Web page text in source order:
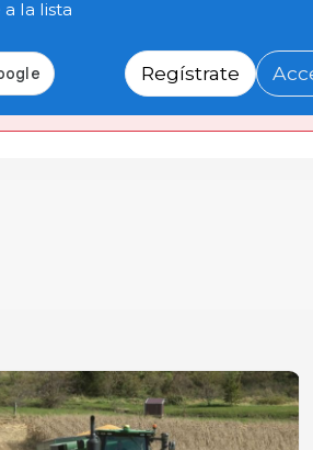
la lista
Regístrate